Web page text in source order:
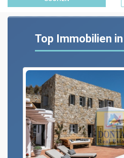
Top Immobilien